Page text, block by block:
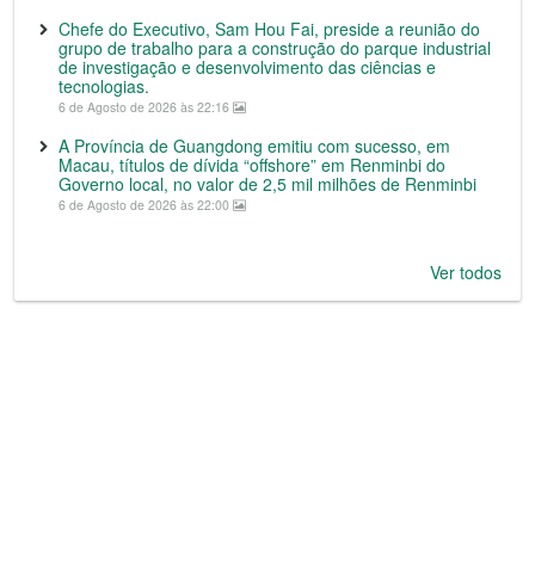
Chefe do Executivo, Sam Hou Fai, preside a reunião do
grupo de trabalho para a construção do parque industrial
de investigação e desenvolvimento das ciências e
tecnologias.
6 de Agosto de 2026 às 22:16
A Província de Guangdong emitiu com sucesso, em
Macau, títulos de dívida “offshore” em Renminbi do
Governo local, no valor de 2,5 mil milhões de Renminbi
6 de Agosto de 2026 às 22:00
Ver todos